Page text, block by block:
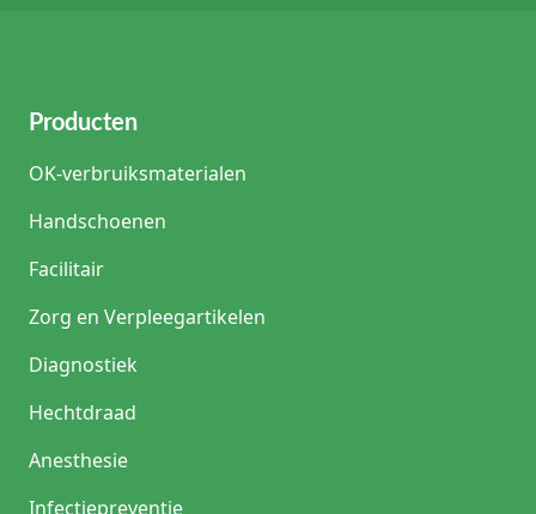
Producten
OK-verbruiksmaterialen
Handschoenen
Facilitair
Zorg en Verpleegartikelen
Diagnostiek
Hechtdraad
Anesthesie
Infectiepreventie